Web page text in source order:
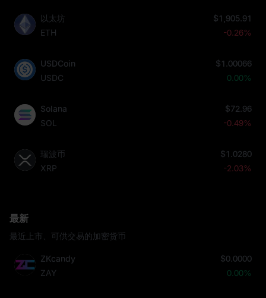
以太坊
ETH
$1,905.91
-0.26%
USDCoin
USDC
$1.00066
0.00%
Solana
SOL
$72.96
-0.49%
瑞波币
XRP
$1.0280
-2.03%
最新
最近上市、可供交易的加密货币
ZKcandy
ZAY
$0.0000
0.00%